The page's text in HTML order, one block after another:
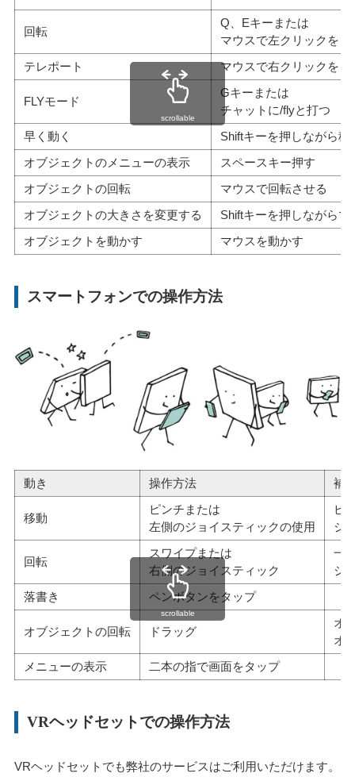
回転
Q、Eキーまたは
マウスで左クリックを
テレポート
マウスで右クリックを
FLYモード
Gキーまたは
チャットに/flyと打つ
早く動く
Shiftキーを押しながら移
オブジェクトのメニューの表示
スペースキー押す
オブジェクトの回転
マウスで回転させる
オブジェクトの大きさを変更する
Shiftキーを押しながらマ
オブジェクトを動かす
マウスを動かす
scrollable
スマートフォンでの操作方法
動き 操作方法 補
移動
ピンチまたは
左側のジョイスティックの使用
ピ
ジ
回転
スワイプまたは
右側のジョイスティック
一
ジ
落書き
ペンボタンをタップ
オブジェクトの回転 ドラッグ
オ
オ
メニューの表示
二本の指で画面をタップ
scrollable
VRヘッドセットでの操作方法
VRヘッドセットでも弊社のサービスはご利用いただけます。